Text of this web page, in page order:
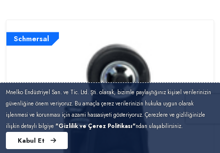
Schmersal
Mnelko Endüstriyel San. ve Tic. Ltd. Şti. olarak, bizimle paylaştığınız kişisel verilerinizin
güvenliğine önem veriyoruz. Bu amaçla çerez verilerinizin hukuka uygun olarak
işlenmesi ve korunması için azami hassasiyeti gösteriyoruz. Çerezlere ve gizliliğinizle
ilişkin detaylı bilgiye "Gizlilik ve Çerez Politikası"ndan ulaşabilirsiniz.
Kabul Et